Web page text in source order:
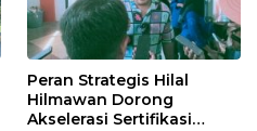
Peran Strategis Hilal
Hilmawan Dorong
Akselerasi Sertifikasi